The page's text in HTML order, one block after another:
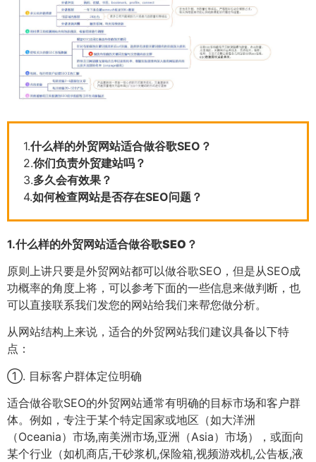
1.什么样的外贸网站适合做谷歌SEO？
2.你们负责外贸建站吗？
3.多久会有效果？
4.如何检查网站是否存在SEO问题？
1.什么样的外贸网站适合做谷歌SEO？
原则上讲只要是外贸网站都可以做谷歌SEO，但是从SEO成
功概率的角度上将，可以参考下面的一些信息来做判断，也
可以直接联系我们发您的网站给我们来帮您做分析。
从网站结构上来说，适合的外贸网站我们建议具备以下特
点：
①. 目标客户群体定位明确
适合做谷歌SEO的外贸网站通常有明确的目标市场和客户群
体。例如，专注于某个特定国家或地区（如大洋洲
（Oceania）市场,南美洲市场,亚洲（Asia）市场），或面向
某个行业（如机商店,干砂浆机,保险箱,视频游戏机,公告板,液